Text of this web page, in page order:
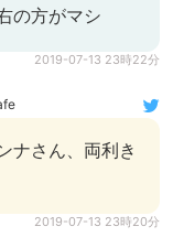
の方がマシ
2019-07-13 23時22分
ナさん、両利き
2019-07-13 23時20分